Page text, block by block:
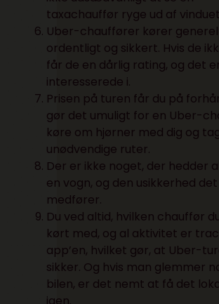
taxachauffør ryge ud af
Uber-chauffører kører
ordentligt og sikkert. Hvis de
får de en dårlig rating, og det
interesserede i.
Prisen på turen får du på
gør det umuligt for en Uber-
køre om hjørner med dig og
unødvendige ruter.
Der er ikke noget, der hedder
en vogn, og den usikkerhed det
medfører.
Du ved altid, hvilken chauffør
kørt med, og al aktivitet er
app’en, hvilket gør, at Uber-
sikker. Og hvis man glemmer
bilen, er det nemt at få det